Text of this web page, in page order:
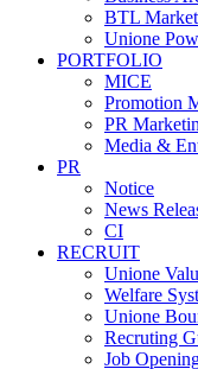
BTL
Unione
PORTFOLIO
MICE
Promotion
PR
Media &
PR
Notice
News
CI
RECRUIT
Unione
Welfare
Unione
Recruting
Job